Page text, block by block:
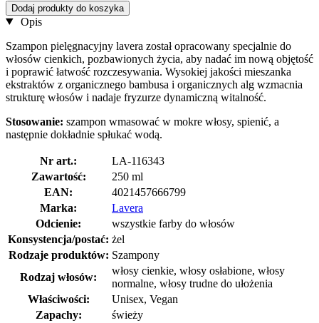
Dodaj produkty do koszyka
Opis
Szampon pielęgnacyjny lavera został opracowany specjalnie do
włosów cienkich, pozbawionych życia, aby nadać im nową objętość
i poprawić łatwość rozczesywania. Wysokiej jakości mieszanka
ekstraktów z organicznego bambusa i organicznych alg wzmacnia
strukturę włosów i nadaje fryzurze dynamiczną witalność.
Stosowanie: szampon wmasować w mokre włosy, spienić, a
następnie dokładnie spłukać wodą.
Nr art.:
LA-116343
Zawartość:
250 ml
EAN:
4021457666799
Marka:
Lavera
Odcienie:
wszystkie farby do włosów
Konsystencja/postać: żel
Rodzaje produktów: Szampony
Rodzaj włosów:
włosy cienkie, włosy osłabione, włosy
normalne, włosy trudne do ułożenia
Właściwości:
Unisex, Vegan
Zapachy:
świeży